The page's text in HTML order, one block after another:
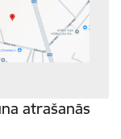
atrašanās